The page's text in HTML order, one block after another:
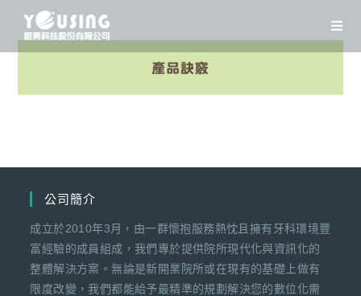
公司簡介
成立於2010年3月，由一群懷抱服務熱忱且擁有牙科環境豐
富經驗的成員組成，我們專於提供院所現代化與資訊化的
整體解決方案。無論是新開業院所或在現有的基礎上做有
限度改變，我們都能給予最精準的規劃解決您的數位化需